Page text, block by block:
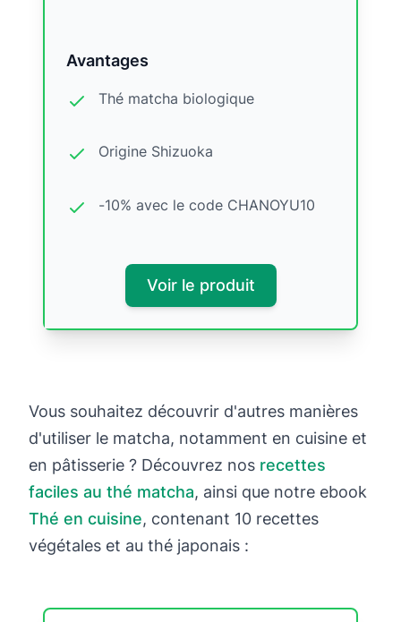
Avantages
Thé matcha biologique
Origine Shizuoka
-10% avec le code CHANOYU10
Voir le produit
Vous souhaitez découvrir d'autres manières
d'utiliser le matcha, notamment en cuisine et
en pâtisserie ? Découvrez nos recettes
faciles au thé matcha, ainsi que notre ebook
Thé en cuisine, contenant 10 recettes
végétales et au thé japonais :